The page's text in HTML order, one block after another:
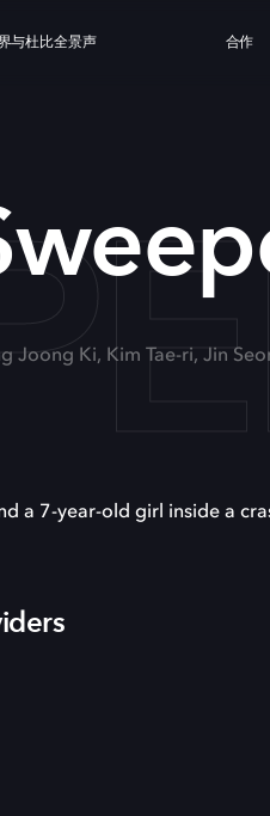
与杜比全景声 合作
Joong Ki, Kim Tae-ri, Jin
a 7-year-old girl inside a